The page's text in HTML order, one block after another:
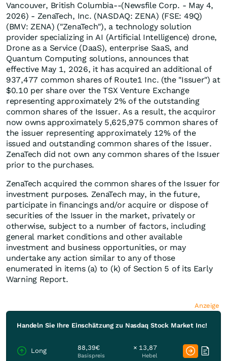
Vancouver, British Columbia--(Newsfile Corp. - May 4,
2026) - ZenaTech, Inc. (NASDAQ: ZENA) (FSE: 49Q)
(BMV: ZENA) ("ZenaTech"), a technology solution
provider specializing in AI (Artificial Intelligence) drone,
Drone as a Service (DaaS), enterprise SaaS, and
Quantum Computing solutions, announces that
effective May 1, 2026, it has acquired an additional of
937,477 common shares of Route1 Inc. (the "Issuer") at
$0.10 per share over the TSX Venture Exchange
representing approximately 2% of the outstanding
common shares of the Issuer. As a result, the acquiror
now owns approximately 5,625,975 common shares of
the issuer representing approximately 12% of the
issued and outstanding common shares of the Issuer.
ZenaTech did not own any common shares of the Issuer
prior to the purchases.
ZenaTech acquired the common shares of the Issuer for
investment purposes. ZenaTech may, in the future,
participate in financings and/or acquire or dispose of
securities of the Issuer in the market, privately or
otherwise, subject to a number of factors, including
general market conditions and other available
investment and business opportunities, or may
undertake any action similar to any of those
enumerated in items (a) to (k) of Section 5 of its Early
Warning Report.
Anzeige
Handeln Sie Ihre Einschätzung zu Nasdaq Stock Market Inc!
Long 88,39€
Basispreis
× 13,87
Hebel